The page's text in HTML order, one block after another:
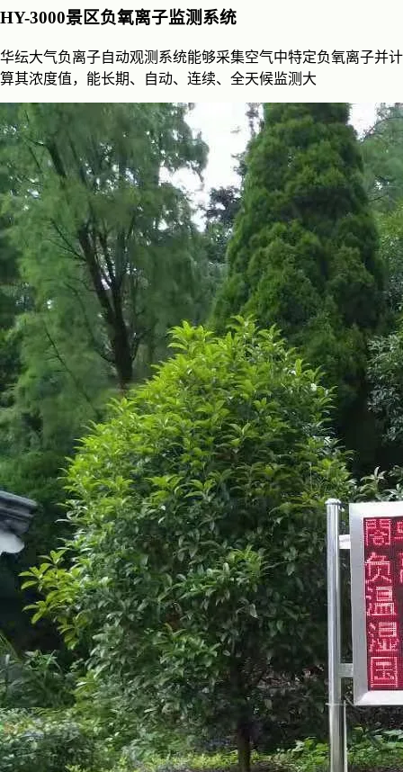
HY-3000景区负氧离子监测系统
华纭大气负离子自动观测系统能够采集空气中特定负氧离子并计
算其浓度值，能长期、自动、连续、全天候监测大